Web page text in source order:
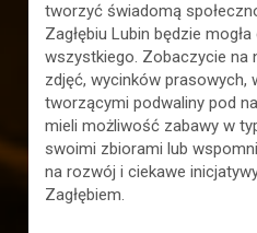
tworzyć świadomą
Zagłębiu Lubin będzie
wszystkiego. Zobaczycie na
zdjęć, wycinków prasowych,
tworzącymi podwaliny pod
mieli możliwość zabawy w
swoimi zbiorami lub
na rozwój i ciekawe
Zagłębiem.